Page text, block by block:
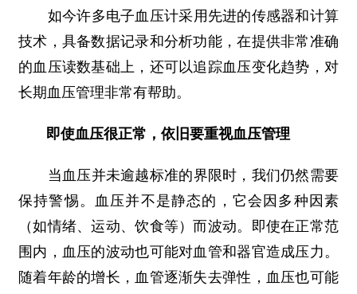
如今许多电子血压计采用先进的传感器和计算
技术，具备数据记录和分析功能，在提供非常准确
的血压读数基础上，还可以追踪血压变化趋势，对
长期血压管理非常有帮助。
即使血压很正常，依旧要重视血压管理
当血压并未逾越标准的界限时，我们仍然需要
保持警惕。血压并不是静态的，它会因多种因素
（如情绪、运动、饮食等）而波动。即使在正常范
围内，血压的波动也可能对血管和器官造成压力。
随着年龄的增长，血管逐渐失去弹性，血压也可能